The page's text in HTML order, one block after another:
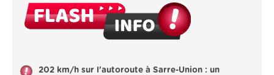
202 km/h sur l'autoroute à Sarre-Union : un